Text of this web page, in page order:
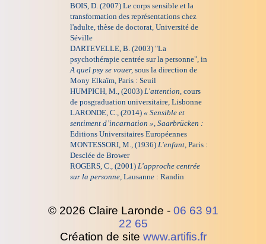
BOIS, D. (2007) Le corps sensible et la
transformation des représentations chez
l'adulte, thèse de doctorat, Université de
Séville
DARTEVELLE, B. (2003) "La
psychothérapie centrée sur la personne", in
A quel psy se vouer, sous la direction de
Mony Elkaïm, Paris : Seuil
HUMPICH, M., (2003) L'attention, cours
de posgraduation universitaire, Lisbonne
LARONDE, C., (2014) « Sensible et
sentiment d’incarnation », Saarbrücken :
Editions Universitaires Européennes
MONTESSORI, M., (1936) L'enfant, Paris :
Desclée de Brower
ROGERS, C., (2001) L'approche centrée
sur la personne, Lausanne : Randin
© 2026 Claire Laronde - 06 63 91
22 65
Création de site www.artifis.fr